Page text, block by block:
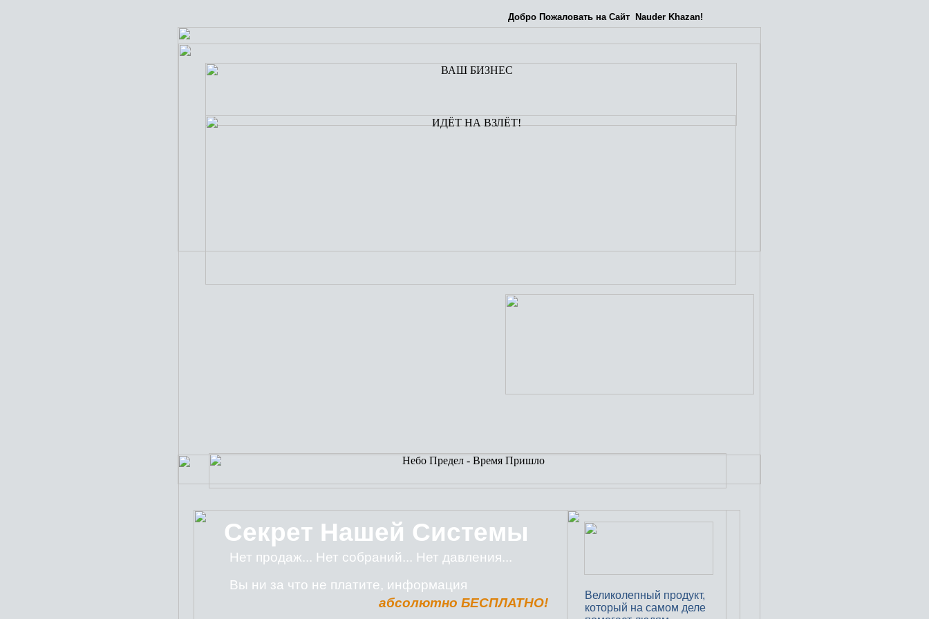
Добро Пожаловать на Сайт Nauder Khazan!
Секрет Нашей Системы
Нет продаж... Нет собраний... Нет давления...
Вы ни за что не платите, информация
абсолютно БЕСПЛАТНО!
Великолепный продукт,
который на самом деле